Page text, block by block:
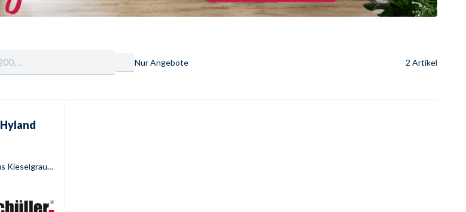
Nur Angebote 2 Artikel
Hyland
Fronten Kieselgrau | Korpus Kieselgrau | Arbeitsplatte Kieselgrau Struktur